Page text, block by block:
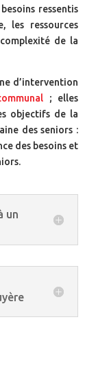
ressentis
les ressources
de la
d’intervention
; elles
objectifs de la
des seniors :
des besoins et
un